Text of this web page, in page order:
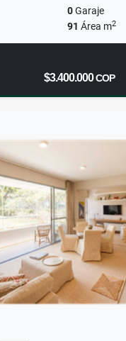
0Garaje
91 Área m2
$3.400.000COP